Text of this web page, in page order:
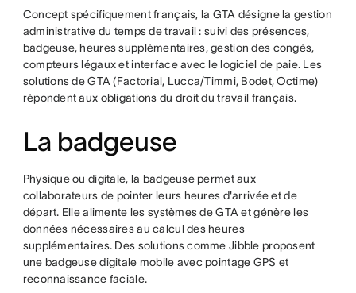
Concept spécifiquement français, la GTA désigne la gestion
administrative du temps de travail : suivi des présences,
badgeuse, heures supplémentaires, gestion des congés,
compteurs légaux et interface avec le logiciel de paie. Les
solutions de GTA (Factorial, Lucca/Timmi, Bodet, Octime)
répondent aux obligations du droit du travail français.
La badgeuse
Physique ou digitale, la badgeuse permet aux
collaborateurs de pointer leurs heures d'arrivée et de
départ. Elle alimente les systèmes de GTA et génère les
données nécessaires au calcul des heures
supplémentaires. Des solutions comme Jibble proposent
une badgeuse digitale mobile avec pointage GPS et
reconnaissance faciale.